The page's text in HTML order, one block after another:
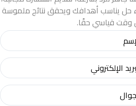
حل يناسب أهدافك ويحقق نتائج ملموسة
وقت قياسي حقًا.